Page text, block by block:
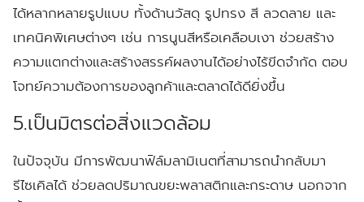
ได้หลากหลายรูปแบบ ทั้งด้านวัสดุ รูปทรง สี ลวดลาย และ
เทคนิคพิเศษต่างๆ เช่น การนูนสีหรือเคลือบเงา ช่วยสร้าง
ความแตกต่างและสร้างสรรค์ผลงานได้อย่างไร้ขีดจำกัด ตอบ
โจทย์ความต้องการของลูกค้าและตลาดได้ดียิ่งขึ้น
5.เป็นมิตรต่อสิ่งแวดล้อม
ในปัจจุบัน มีการพัฒนาฟิล์มลามิเนตที่สามารถนำกลับมา
รีไซเคิลได้ ช่วยลดปริมาณขยะพลาสติกและกระดาษ นอกจาก